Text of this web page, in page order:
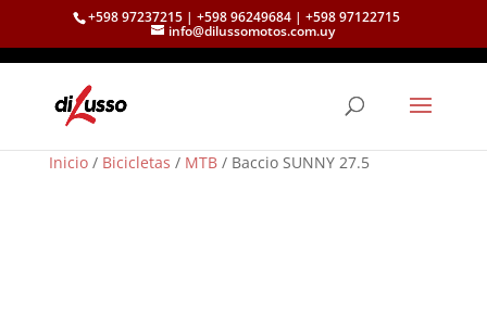
+598 97237215 | +598 96249684 | +598 97122715
info@dilussomotos.com.uy
Inicio/ Bicicletas / MTB/ Baccio SUNNY 27.5